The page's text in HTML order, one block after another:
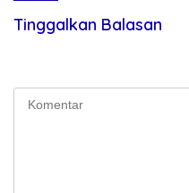
Tinggalkan Balasan